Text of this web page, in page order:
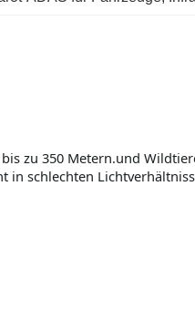
zu 350 Metern.und
schlechten